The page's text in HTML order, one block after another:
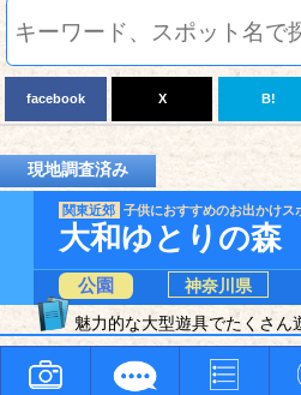
facebook X B!
現地調査済み
関東近郊 子供におすすめのお出かけス
大和ゆとりの森
公園
神奈川県
魅力的な大型遊具でたくさん